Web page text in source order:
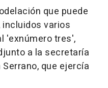
que puede
varios
'exnúmero tres',
a la secretaría
que ejercía